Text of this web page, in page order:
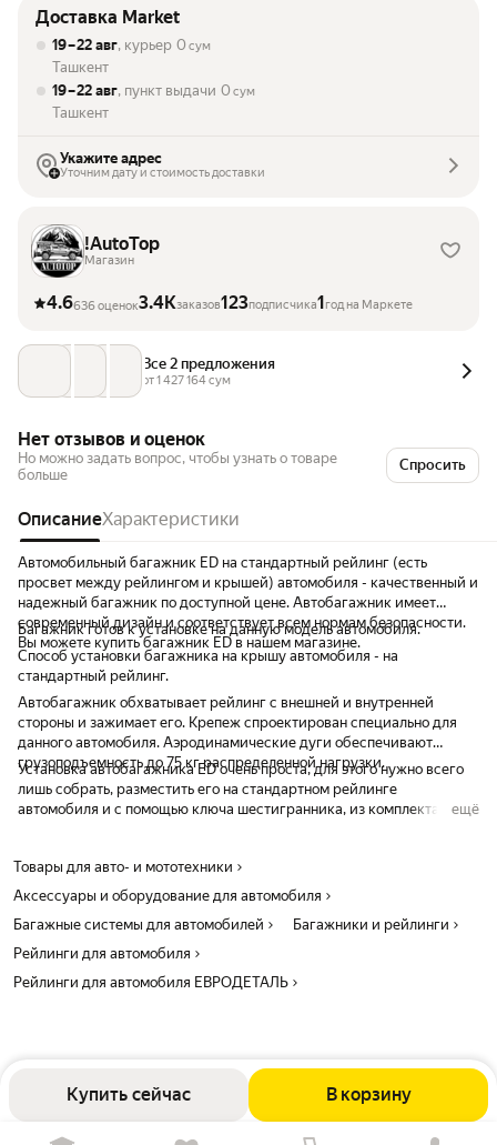
Купить сейчас В корзину
Доставка Market
19 – 22 авг, курьер 0 сум
Ташкент
19 – 22 авг, пункт выдачи 0 сум
Ташкент
Укажите адрес
Уточним дату и стоимость доставки
!AutoTop
Магазин
4.6636 оценок3.4Kзаказов123подписчика1год на Маркете
Все 2 предложения
от 1 427 164 сум
Нет отзывов и оценок
Но можно задать вопрос, чтобы узнать о товаре
больше
Спросить
ОписаниеХарактеристики
Автомобильный багажник ED на стандартный рейлинг (есть
просвет между рейлингом и крышей) автомобиля - качественный и
надежный багажник по доступной цене. Автобагажник имеет
современный дизайн и соответствует всем нормам безопасности.
Вы можете купить багажник ED в нашем магазине.
Багажник готов к установке на данную модель автомобиля.
Способ установки багажника на крышу автомобиля - на
стандартный рейлинг.
Автобагажник обхватывает рейлинг с внешней и внутренней
стороны и зажимает его. Крепеж спроектирован специально для
данного автомобиля. Аэродинамические дуги обеспечивают
грузоподъемность до 75 кг распределенной нагрузки.
Установка автобагажника ED очень проста, для этого нужно всего
лишь собрать, разместить его на стандартном рейлинге
автомобиля и с помощью ключа шестигранника, из комплекта,
ещё
Товары для авто- и мототехники
Аксессуары и оборудование для автомобиля
Багажные системы для автомобилей
Багажники и рейлинги
Рейлинги для автомобиля
Рейлинги для автомобиля ЕВРОДЕТАЛЬ